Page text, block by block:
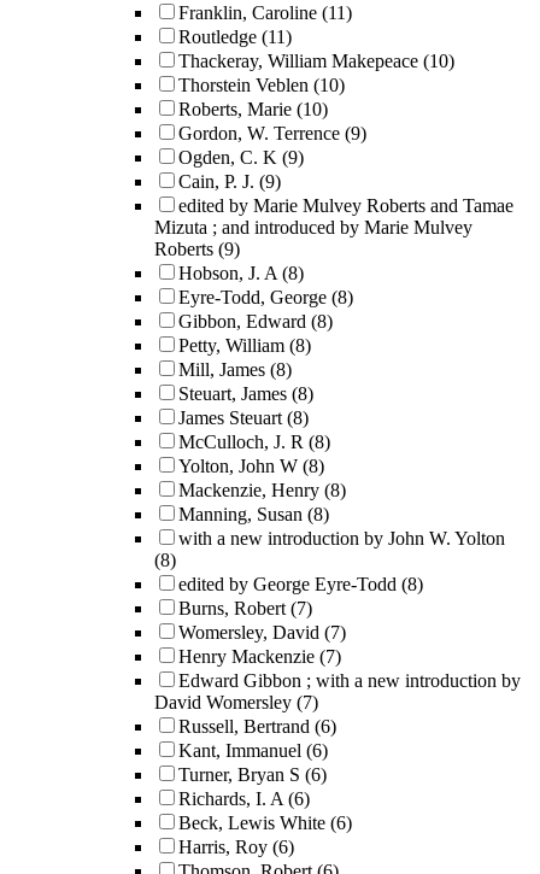
Franklin, Caroline (11)
Routledge (11)
Thackeray, William Makepeace (10)
Thorstein Veblen (10)
Roberts, Marie (10)
Gordon, W. Terrence (9)
Ogden, C. K (9)
Cain, P. J. (9)
edited by Marie Mulvey Roberts and Tamae
Mizuta ; and introduced by Marie Mulvey
Roberts (9)
Hobson, J. A (8)
Eyre-Todd, George (8)
Gibbon, Edward (8)
Petty, William (8)
Mill, James (8)
Steuart, James (8)
James Steuart (8)
McCulloch, J. R (8)
Yolton, John W (8)
Mackenzie, Henry (8)
Manning, Susan (8)
with a new introduction by John W. Yolton
(8)
edited by George Eyre-Todd (8)
Burns, Robert (7)
Womersley, David (7)
Henry Mackenzie (7)
Edward Gibbon ; with a new introduction by
David Womersley (7)
Russell, Bertrand (6)
Kant, Immanuel (6)
Turner, Bryan S (6)
Richards, I. A (6)
Beck, Lewis White (6)
Harris, Roy (6)